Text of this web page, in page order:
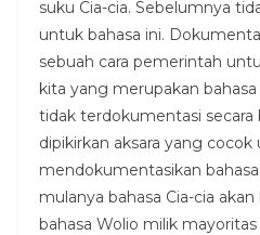
suku Cia-cia. Sebelumnya
untuk bahasa ini.
sebuah cara pemerintah
kita yang merupakan
tidak terdokumentasi secara
dipikirkan aksara yang cocok
mendokumentasikan bahasa
mulanya bahasa Cia-cia
bahasa Wolio milik